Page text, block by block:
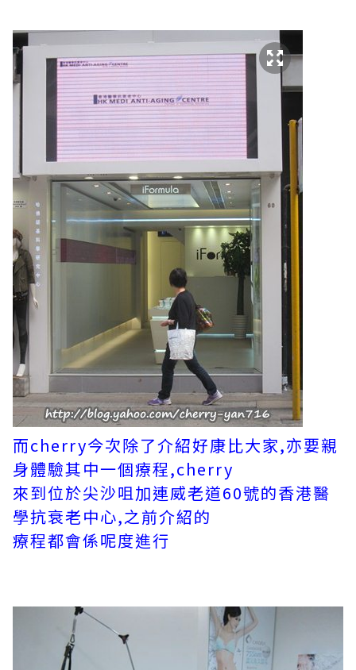
而cherry今次除了介紹好康比大家,亦要親
身體驗其中一個療程,cherry
來到位於尖沙咀加連威老道60號的香港醫
學抗衰老中心,之前介紹的
療程都會係呢度進行